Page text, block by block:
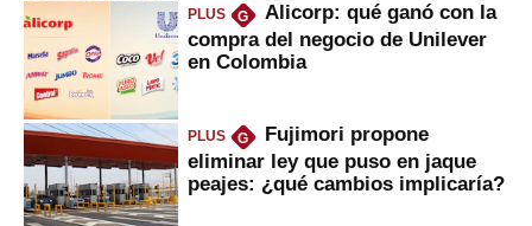
PLUS G
Alicorp: qué ganó con la
compra del negocio de Unilever
en Colombia
PLUS G
Fujimori propone
eliminar ley que puso en jaque
peajes: ¿qué cambios implicaría?